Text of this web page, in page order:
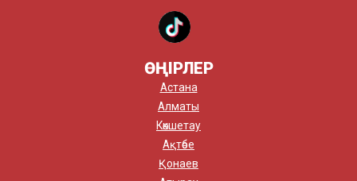
ӨҢІРЛЕР
Астана
Алматы
Көкшетау
Ақтөбе
Қонаев